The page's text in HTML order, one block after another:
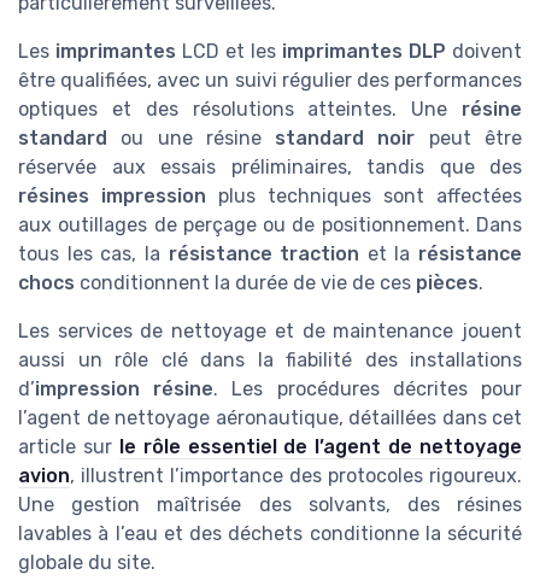
Les imprimantes LCD et les imprimantes DLP doivent
être qualifiées, avec un suivi régulier des performances
optiques et des résolutions atteintes. Une résine
standard ou une résine standard noir peut être
réservée aux essais préliminaires, tandis que des
résines impression plus techniques sont affectées
aux outillages de perçage ou de positionnement. Dans
tous les cas, la résistance traction et la résistance
chocs conditionnent la durée de vie de ces pièces.
Les services de nettoyage et de maintenance jouent
aussi un rôle clé dans la fiabilité des installations
d’impression résine. Les procédures décrites pour
l’agent de nettoyage aéronautique, détaillées dans cet
article sur le rôle essentiel de l’agent de nettoyage
avion, illustrent l’importance des protocoles rigoureux.
Une gestion maîtrisée des solvants, des résines
lavables à l’eau et des déchets conditionne la sécurité
globale du site.